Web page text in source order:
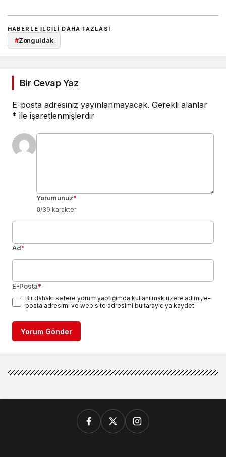
HABERLE ILGILI DAHA FAZLASI
#Zonguldak
Bir Cevap Yaz
E-posta adresiniz yayınlanmayacak. Gerekli alanlar
* ile işaretlenmişlerdir
Yorumunuz*
0/30 karakter
Ad*
E-Posta*
Bir dahaki sefere yorum yaptığımda kullanılmak üzere adımı, e-
posta adresimi ve web site adresimi bu tarayıcıya kaydet.
Yorum Gönder